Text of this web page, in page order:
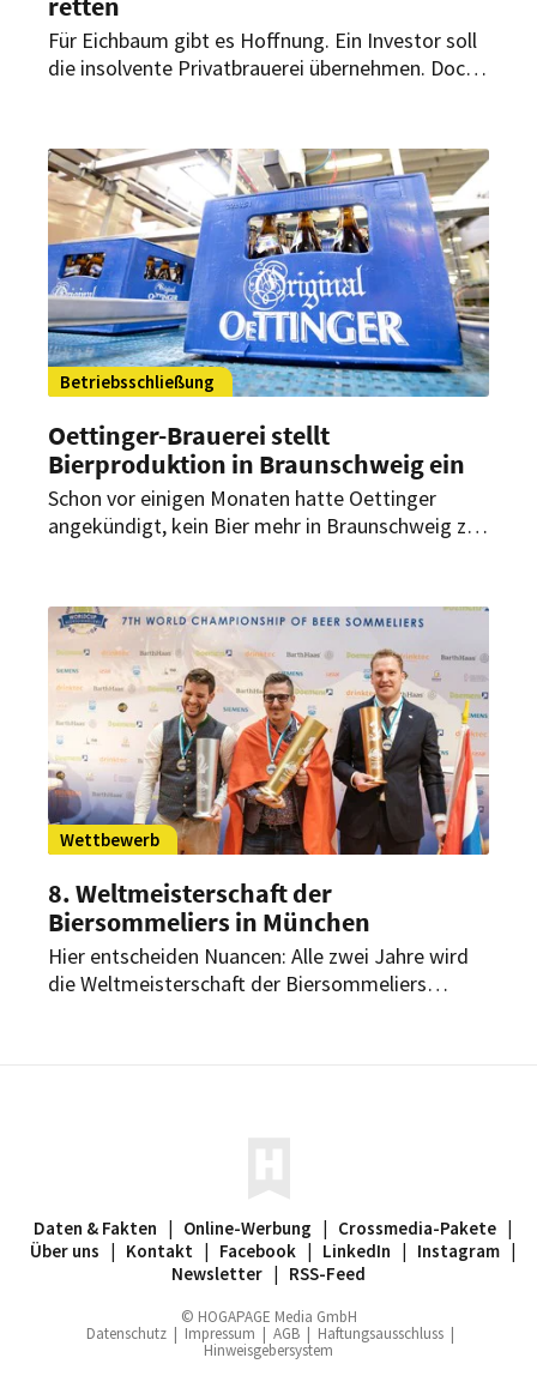
Für Eichbaum gibt es Hoffnung. Ein Investor soll
die insolvente Privatbrauerei übernehmen. Doch
Betriebsschließung
Oettinger-Brauerei stellt
Bierproduktion in Braunschweig ein
Schon vor einigen Monaten hatte Oettinger
angekündigt, kein Bier mehr in Braunschweig zu
erwartet.
Wettbewerb
8. Weltmeisterschaft der
Biersommeliers in München
Hier entscheiden Nuancen: Alle zwei Jahre wird
die Weltmeisterschaft der Biersommeliers
Daten & Fakten | Online-Werbung | Crossmedia-Pakete |
Über uns | Kontakt | Facebook | LinkedIn | Instagram |
Newsletter | RSS-Feed
© HOGAPAGE Media GmbH
Datenschutz | Impressum | AGB | Haftungsausschluss |
Hinweisgebersystem